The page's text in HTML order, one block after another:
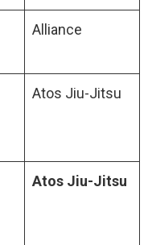
Alliance
Atos Jiu-Jitsu
Atos Jiu-Jitsu